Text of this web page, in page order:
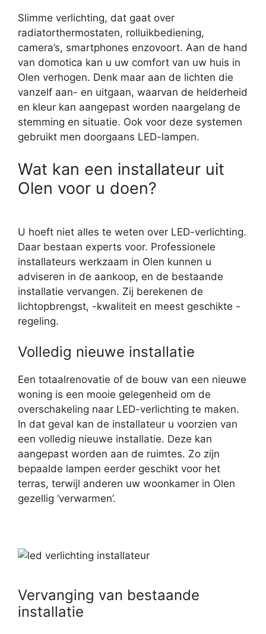
Slimme verlichting, dat gaat over
radiatorthermostaten, rolluikbediening,
camera’s, smartphones enzovoort. Aan de hand
van domotica kan u uw comfort van uw huis in
Olen verhogen. Denk maar aan de lichten die
vanzelf aan- en uitgaan, waarvan de helderheid
en kleur kan aangepast worden naargelang de
stemming en situatie. Ook voor deze systemen
gebruikt men doorgaans LED-lampen.
Wat kan een installateur uit
Olen voor u doen?
U hoeft niet alles te weten over LED-verlichting.
Daar bestaan experts voor. Professionele
installateurs werkzaam in Olen kunnen u
adviseren in de aankoop, en de bestaande
installatie vervangen. Zij berekenen de
lichtopbrengst, -kwaliteit en meest geschikte -
regeling.
Volledig nieuwe installatie
Een totaalrenovatie of de bouw van een nieuwe
woning is een mooie gelegenheid om de
overschakeling naar LED-verlichting te maken.
In dat geval kan de installateur u voorzien van
een volledig nieuwe installatie. Deze kan
aangepast worden aan de ruimtes. Zo zijn
bepaalde lampen eerder geschikt voor het
terras, terwijl anderen uw woonkamer in Olen
gezellig ‘verwarmen’.
Vervanging van bestaande
installatie